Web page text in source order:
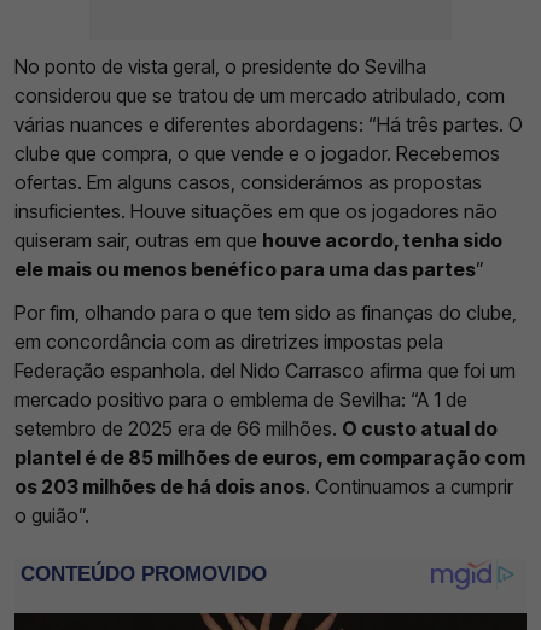
No ponto de vista geral, o presidente do Sevilha
considerou que se tratou de um mercado atribulado, com
várias nuances e diferentes abordagens: “Há três partes. O
clube que compra, o que vende e o jogador. Recebemos
ofertas. Em alguns casos, considerámos as propostas
insuficientes. Houve situações em que os jogadores não
quiseram sair, outras em que houve acordo, tenha sido
ele mais ou menos benéfico para uma das partes”
Por fim, olhando para o que tem sido as finanças do clube,
em concordância com as diretrizes impostas pela
Federação espanhola. del Nido Carrasco afirma que foi um
mercado positivo para o emblema de Sevilha: “A 1 de
setembro de 2025 era de 66 milhões. O custo atual do
plantel é de 85 milhões de euros, em comparação com
os 203 milhões de há dois anos. Continuamos a cumprir
o guião”.